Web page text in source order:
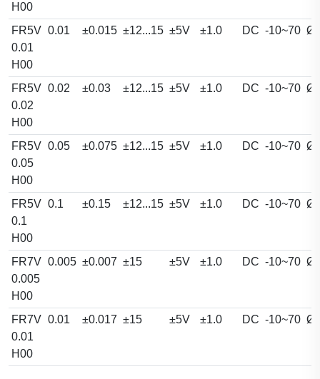
H00
FR5V
0.01
H00
0.01 ±0.015 ±12...15 ±5V ±1.0 DC -10~70
FR5V
0.02
H00
0.02 ±0.03 ±12...15 ±5V ±1.0 DC -10~70
FR5V
0.05
H00
0.05 ±0.075 ±12...15 ±5V ±1.0 DC -10~70
FR5V
0.1
H00
0.1 ±0.15 ±12...15 ±5V ±1.0 DC -10~70
FR7V
0.005
H00
0.005 ±0.007 ±15 ±5V ±1.0 DC -10~70
FR7V
0.01
H00
0.01 ±0.017 ±15 ±5V ±1.0 DC -10~70